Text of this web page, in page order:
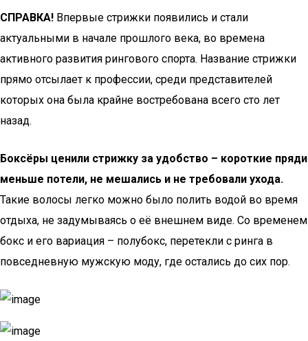
СПРАВКА! Впервые стрижки появились и стали
актуальными в начале прошлого века, во времена
активного развития рингового спорта. Название стрижки
прямо отсылает к профессии, среди представителей
которых она была крайне востребована всего сто лет
назад.
Боксёры ценили стрижку за удобство – короткие пряди
меньше потели, не мешались и не требовали ухода.
Такие волосы легко можно было полить водой во время
отдыха, не задумываясь о её внешнем виде. Со временем
бокс и его вариация – полубокс, перетекли с ринга в
повседневную мужскую моду, где остались до сих пор.